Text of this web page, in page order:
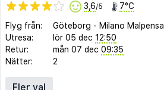
3,6/5 7°C
Flyg från: Göteborg - Milano Malpensa
Utresa:
lör 05 dec 12:50
Retur:
mån 07 dec 09:35
Nätter:
2
Fler val